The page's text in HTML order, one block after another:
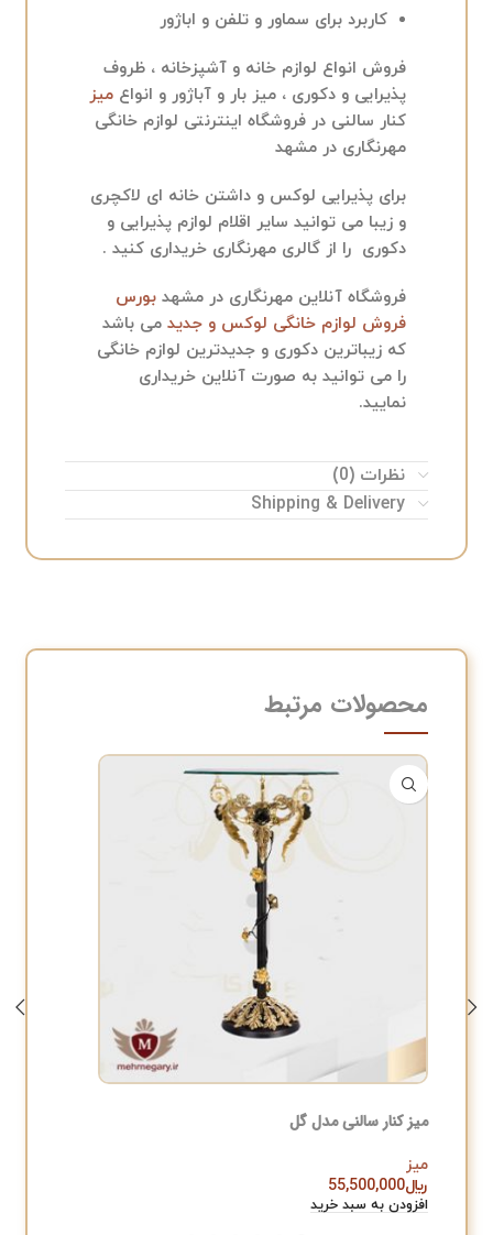
کاربرد برای سماور و تلفن و اباژور
فروش انواع لوازم خانه و آشپزخانه ، ظروف
پذیرایی و دکوری ، میز بار و آباژور و انواع میز
کنار سالنی در فروشگاه اینترنتی لوازم خانگی
مهرنگاری در مشهد
برای پذیرایی لوکس و داشتن خانه ای لاکچری
و زیبا می توانید سایر اقلام لوازم پذیرایی و
دکوری را از گالری مهرنگاری خریداری کنید .
فروشگاه آنلاین مهرنگاری در مشهد بورس
فروش لوازم خانگی لوکس و جدید می باشد
که زیباترین دکوری و جدیدترین لوازم خانگی
را می توانید به صورت آنلاین خریداری
نمایید.
نظرات (0)
Shipping & Delivery
محصولات مرتبط
میز کنار سالنی مدل گل
میز
﷼55,500,000
افزودن به سبد خرید